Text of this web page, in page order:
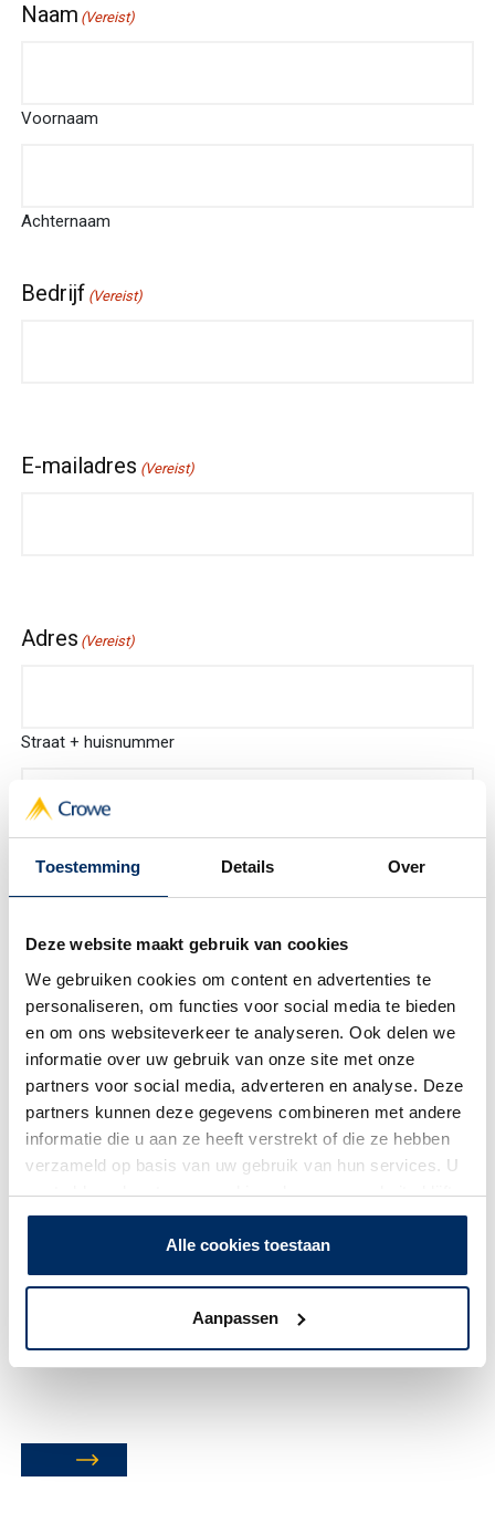
Toestemming Details Over
Deze website maakt gebruik van cookies
We gebruiken cookies om content en advertenties te
personaliseren, om functies voor social media te bieden
en om ons websiteverkeer te analyseren. Ook delen we
informatie over uw gebruik van onze site met onze
partners voor social media, adverteren en analyse. Deze
partners kunnen deze gegevens combineren met andere
informatie die u aan ze heeft verstrekt of die ze hebben
verzameld op basis van uw gebruik van hun services. U
gaat akkoord met onze cookies als u onze website blijft
gebruiken.
Alle cookies toestaan
Aanpassen
Naam (Vereist)
Voornaam
Achternaam
Bedrijf (Vereist)
E-mailadres (Vereist)
Adres (Vereist)
Straat + huisnummer
Adresregel 2
Plaats
Staat / provincie / regio
(Vereist)
Ik ga akkoord met het privacybeleid.